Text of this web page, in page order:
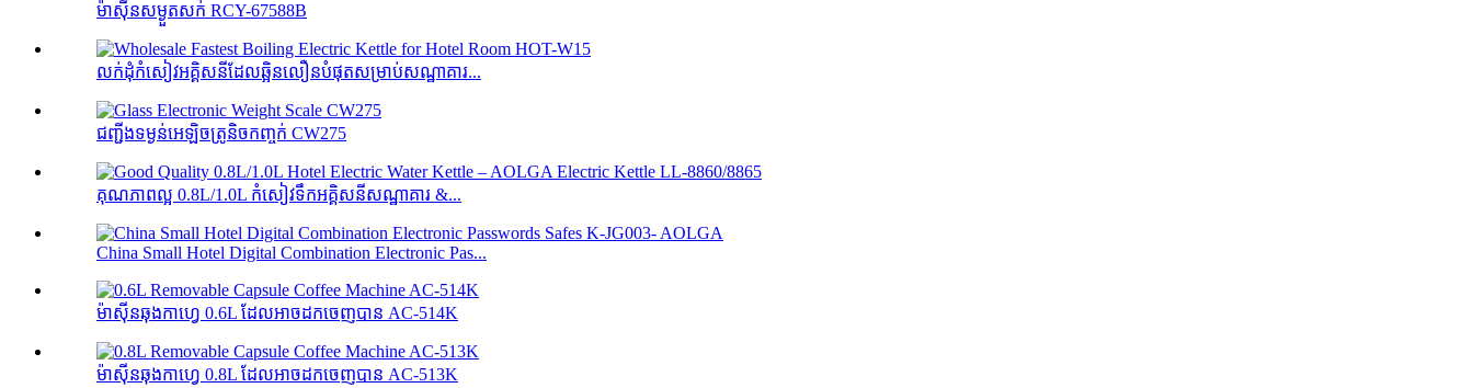
ម៉ាស៊ីនសម្ងួតសក់ RCY-67588B
លក់ដុំកំសៀវអគ្គិសនីដែលឆ្អិនលឿនបំផុតសម្រាប់សណ្ឋាគារ...
ជញ្ជីងទម្ងន់អេឡិចត្រូនិចកញ្ចក់ CW275
គុណភាពល្អ 0.8L/1.0L កំសៀវទឹកអគ្គិសនីសណ្ឋាគារ &...
China Small Hotel Digital Combination Electronic Pas...
ម៉ាស៊ីនឆុងកាហ្វេ 0.6L ដែលអាចដកចេញបាន AC-514K
ម៉ាស៊ីនឆុងកាហ្វេ 0.8L ដែលអាចដកចេញបាន AC-513K